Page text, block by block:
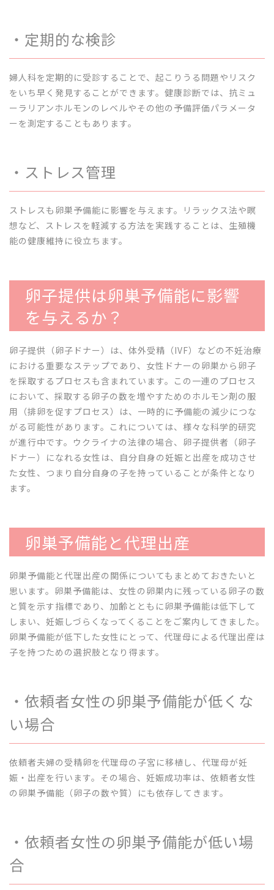
・定期的な検診
婦人科を定期的に受診することで、起こりうる問題やリスク
をいち早く発見することができます。健康診断では、抗ミュ
ーラリアンホルモンのレベルやその他の予備評価パラメータ
ーを測定することもあります。
・ストレス管理
ストレスも卵巣予備能に影響を与えます。リラックス法や瞑
想など、ストレスを軽減する方法を実践することは、生殖機
能の健康維持に役立ちます。
卵子提供は卵巣予備能に影響
を与えるか？
卵子提供（卵子ドナー）は、体外受精（IVF）などの不妊治療
における重要なステップであり、女性ドナーの卵巣から卵子
を採取するプロセスも含まれています。この一連のプロセス
において、採取する卵子の数を増やすためのホルモン剤の服
用（排卵を促すプロセス）は、一時的に予備能の減少につな
がる可能性があります。これについては、様々な科学的研究
が進行中です。ウクライナの法律の場合、卵子提供者（卵子
ドナー）になれる女性は、自分自身の妊娠と出産を成功させ
た女性、つまり自分自身の子を持っていることが条件となり
ます。
卵巣予備能と代理出産
卵巣予備能と代理出産の関係についてもまとめておきたいと
思います。卵巣予備能は、女性の卵巣内に残っている卵子の数
と質を示す指標であり、加齢とともに卵巣予備能は低下して
しまい、妊娠しづらくなってくることをご案内してきました。
卵巣予備能が低下した女性にとって、代理母による代理出産は
子を持つための選択肢となり得ます。
・依頼者女性の卵巣予備能が低くな
い場合
依頼者夫婦の受精卵を代理母の子宮に移植し、代理母が妊
娠・出産を行います。その場合、妊娠成功率は、依頼者女性
の卵巣予備能（卵子の数や質）にも依存してきます。
・依頼者女性の卵巣予備能が低い場
合